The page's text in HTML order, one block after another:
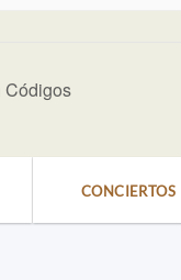
Códigos
CONCIERTOS